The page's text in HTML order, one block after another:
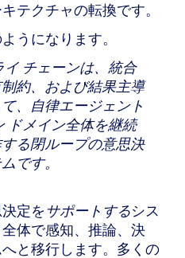
テクチャの転換です。
うになります。
チェーンは、統合
約、および結果主導
、自律エージェント
ドメイン全体を継続
る閉ループの意思決
です。
定をサポートするシス
体で感知、推論、決
と移行します。多くの